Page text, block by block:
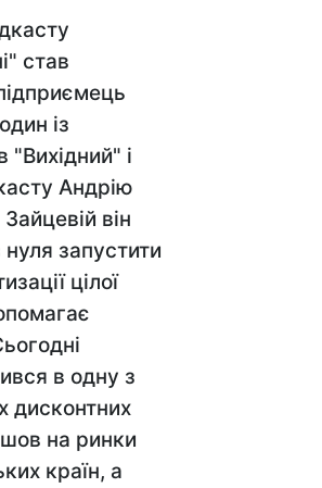
став
із
"Вихідний" і
Андрію
він
запустити
цілої
в одну з
дисконтних
на ринки
країн, а